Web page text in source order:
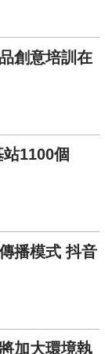
創意培訓在
1100個
播模式 抖音
加大環境執